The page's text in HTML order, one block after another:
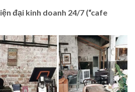
đại kinh doanh 24/7 (“cafe